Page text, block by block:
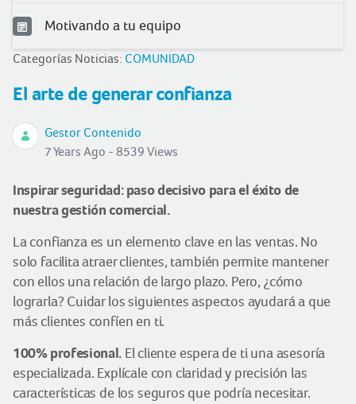
Motivando a tu equipo
Categorías Noticias: COMUNIDAD
El arte de generar confianza
Gestor Contenido
7 Years Ago - 8539 Views
Inspirar seguridad: paso decisivo para el éxito de
nuestra gestión comercial.
La confianza es un elemento clave en las ventas. No
solo facilita atraer clientes, también permite mantener
con ellos una relación de largo plazo. Pero, ¿cómo
lograrla? Cuidar los siguientes aspectos ayudará a que
más clientes confíen en ti.
100% profesional.El cliente espera de ti una asesoría
especializada. Explícale con claridad y precisión las
características de los seguros que podría necesitar.